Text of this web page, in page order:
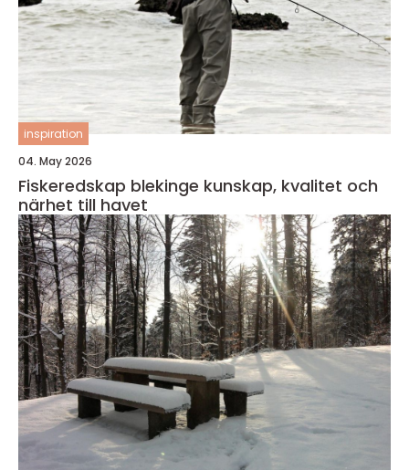
inspiration
04. May 2026
Fiskeredskap blekinge kunskap, kvalitet och
närhet till havet